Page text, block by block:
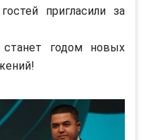
пригласили за
годом новых